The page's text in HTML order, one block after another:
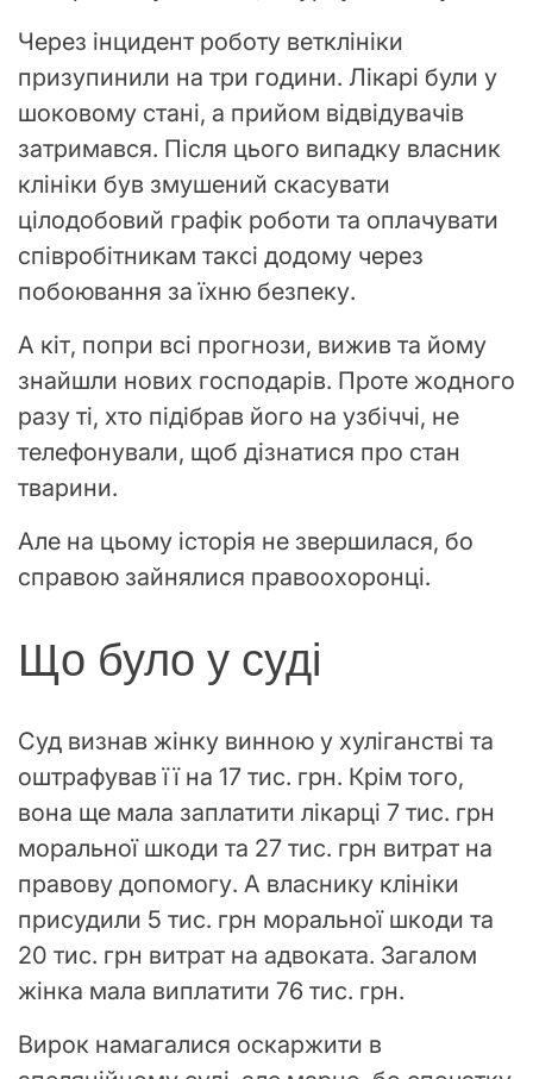
Через інцидент роботу ветклініки
призупинили на три години. Лікарі були у
шоковому стані, а прийом відвідувачів
затримався. Після цього випадку власник
клініки був змушений скасувати
цілодобовий графік роботи та оплачувати
співробітникам таксі додому через
побоювання за їхню безпеку.
А кіт, попри всі прогнози, вижив та йому
знайшли нових господарів. Проте жодного
разу ті, хто підібрав його на узбіччі, не
телефонували, щоб дізнатися про стан
тварини.
Але на цьому історія не звершилася, бо
справою зайнялися правоохоронці.
Що було у суді
Суд визнав жінку винною у хуліганстві та
оштрафував її на 17 тис. грн. Крім того,
вона ще мала заплатити лікарці 7 тис. грн
моральної шкоди та 27 тис. грн витрат на
правову допомогу. А власнику клініки
присудили 5 тис. грн моральної шкоди та
20 тис. грн витрат на адвоката. Загалом
жінка мала виплатити 76 тис. грн.
Вирок намагалися оскаржити в